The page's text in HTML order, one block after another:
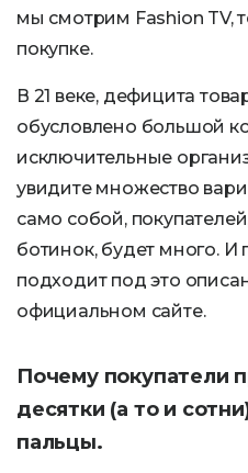
мы смотрим Fashion TV,
покупке.
В 21 веке, дефицита
обусловлено большой
исключительные
увидите множество
само собой,
ботинок, будет много.
подходит под это
официальном сайте.
Почему покупатели
десятки (а то и
пальцы.